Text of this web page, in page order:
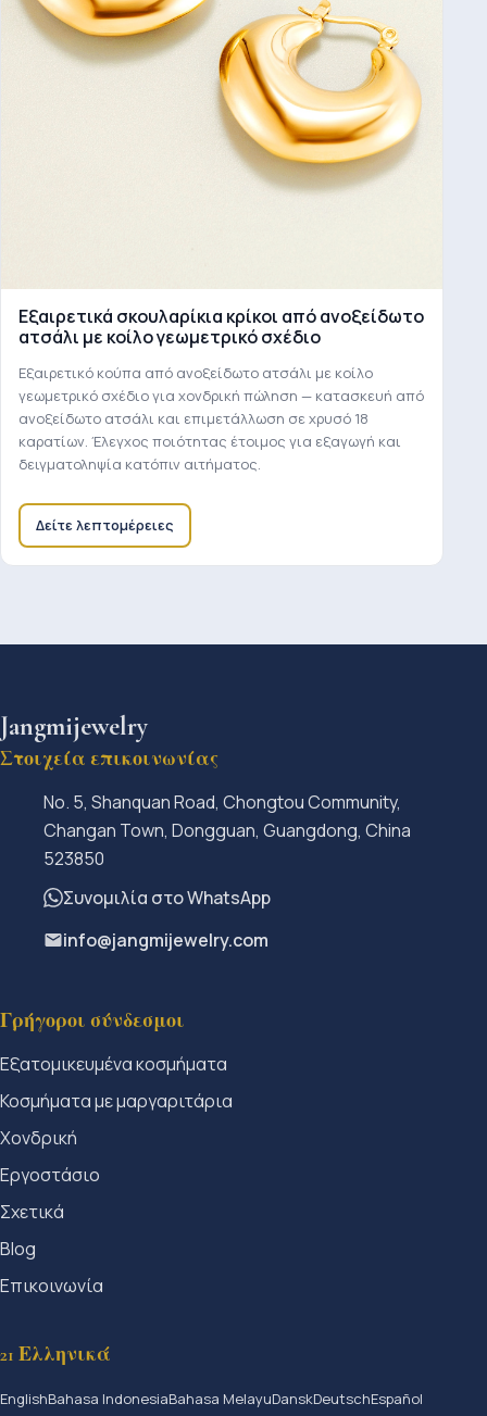
Εξαιρετικά σκουλαρίκια κρίκοι από ανοξείδωτο
ατσάλι με κοίλο γεωμετρικό σχέδιο
Εξαιρετικό κούπα από ανοξείδωτο ατσάλι με κοίλο
γεωμετρικό σχέδιο για χονδρική πώληση — κατασκευή από
ανοξείδωτο ατσάλι και επιμετάλλωση σε χρυσό 18
καρατίων. Έλεγχος ποιότητας έτοιμος για εξαγωγή και
δειγματοληψία κατόπιν αιτήματος.
Δείτε λεπτομέρειες
Jangmijewelry
Στοιχεία επικοινωνίας
No. 5, Shanquan Road, Chongtou Community,
Changan Town, Dongguan, Guangdong, China
523850
Συνομιλία στο WhatsApp
info@jangmijewelry.com
Γρήγοροι σύνδεσμοι
Εξατομικευμένα κοσμήματα
Κοσμήματα με μαργαριτάρια
Χονδρική
Εργοστάσιο
Σχετικά
Blog
Επικοινωνία
21 Ελληνικά
EnglishBahasa IndonesiaBahasa MelayuDanskDeutschEspañol